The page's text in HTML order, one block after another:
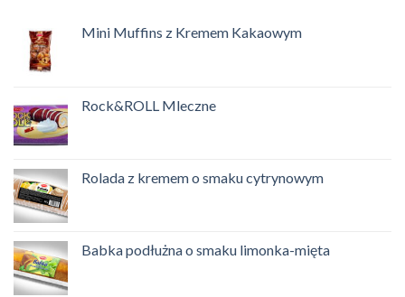
Mini Muffins z Kremem Kakaowym
Rock&ROLL Mleczne
Rolada z kremem o smaku cytrynowym
Babka podłużna o smaku limonka-mięta